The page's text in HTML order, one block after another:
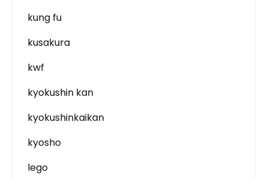
kung fu
kusakura
kwf
kyokushin kan
kyokushinkaikan
kyosho
lego